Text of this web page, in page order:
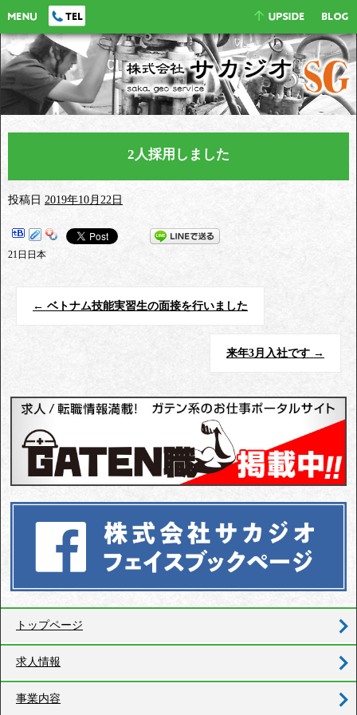
2人採用しました
投稿日 2019年10月22日
21日日本
← ベトナム技能実習生の面接を行いました
来年3月入社です →
トップページ
求人情報
事業内容